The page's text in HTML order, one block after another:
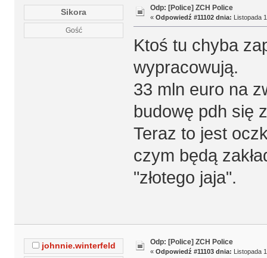
Sikora
Gość
Odp: [Police] ZCH Police
« Odpowiedź #11102 dnia: Listopada
Ktoś tu chyba
wypracowują.
33 mln euro na
budowę pdh się
Teraz to jest
czym będą
"złotego jaja".
johnnie.winterfeld Odp: [Police] ZCH Police
« Odpowiedź #11103 dnia: Listopada